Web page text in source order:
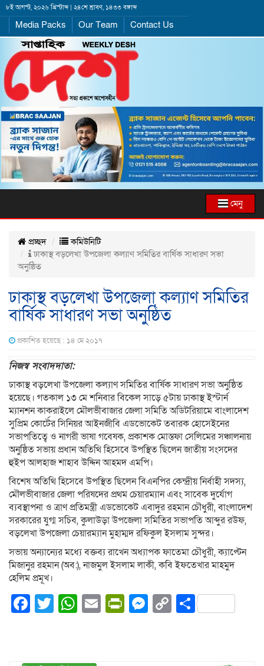
৮ই আগস্ট, ২০২৬ খ্রিস্টাব্দ | ২৪শে শ্রাবণ, ১৪৩৩ বঙ্গাব্দ
Media Packs Our Team Contact Us
মেনু
প্রচ্ছদ
কমিউনিটি
ঢাকাস্থ বড়লেখা উপজেলা কল্যাণ সমিতির বার্ষিক সাধারণ সভা
অনুষ্ঠিত
ঢাকাস্থ বড়লেখা উপজেলা কল্যাণ সমিতির
বার্ষিক সাধারণ সভা অনুষ্ঠিত
প্রকাশিত হয়েছে : ১৪ মে ২০১৭
নিজস্ব সংবাদদাতা:
ঢাকাস্থ বড়লেখা উপজেলা কল্যাণ সমিতির বার্ষিক সাধারণ সভা অনুষ্ঠিত
হয়েছে। গতকাল ১৩ মে শনিবার বিকেল সাড়ে ৫টায় ঢাকাস্থ ইস্টার্ন
ম্যানশন কাকরাইলে মৌলভীবাজার জেলা সমিতি অডিটরিয়ামে বাংলাদেশ
সুপ্রিম কোর্টের সিনিয়র আইনজীবি এডভোকেট তবারক হোসেইনের
সভাপতিত্বে ও নাগরী ভাষা গবেষক, প্রকাশক মোস্তফা সেলিমের সঞ্চালনায়
অনুষ্ঠিত সভায় প্রধান অতিথি হিসেবে উপস্থিত ছিলেন জাতীয় সংসদের
হুইপ আলহাজ শাহাব উদ্দিন আহমদ এমপি।
বিশেষ অতিথি হিসেবে উপস্থিত ছিলেন বিএনপির কেন্দ্রীয় নির্বাহী সদস্য,
মৌলভীবাজার জেলা পরিষদের প্রথম চেয়ারম্যান এবং সাবেক দুর্যোগ
ব্যবস্থাপনা ও ত্রাণ প্রতিমন্ত্রী এডভোকেট এবাদুর রহমান চৌধুরী, বাংলাদেশ
সরকারের যুগ্ম সচিব, কুলাউড়া উপজেলা সমিতির সভাপতি আব্দুর রউফ,
বড়লেখা উপজেলা চেয়ারম্যান মুহাম্মদ রফিকুল ইসলাম সুন্দর।
সভায় অন্যান্যের মধ্যে বক্তব্য রাখেন অধ্যাপক ফাতেমা চৌধুরী, ক্যাপ্টেন
মিজানুর রহমান (অব:), নাজমুল ইসলাম লাকী, কবি ইফতেখার মাহমুদ
হেলিম প্রমূখ।
Facebook
Twitter
WhatsApp
EmailPrintFriendly
Messenger
CopyShare